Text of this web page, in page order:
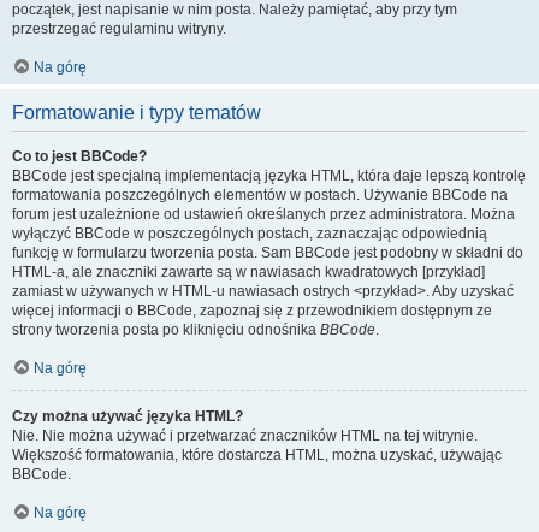
początek, jest napisanie w nim posta. Należy pamiętać, aby przy tym
przestrzegać regulaminu witryny.
Na górę
Formatowanie i typy tematów
Co to jest BBCode?
BBCode jest specjalną implementacją języka HTML, która daje lepszą kontrolę
formatowania poszczególnych elementów w postach. Używanie BBCode na
forum jest uzależnione od ustawień określanych przez administratora. Można
wyłączyć BBCode w poszczególnych postach, zaznaczając odpowiednią
funkcję w formularzu tworzenia posta. Sam BBCode jest podobny w składni do
HTML-a, ale znaczniki zawarte są w nawiasach kwadratowych [przykład]
zamiast w używanych w HTML-u nawiasach ostrych <przykład>. Aby uzyskać
więcej informacji o BBCode, zapoznaj się z przewodnikiem dostępnym ze
strony tworzenia posta po kliknięciu odnośnika BBCode.
Na górę
Czy można używać języka HTML?
Nie. Nie można używać i przetwarzać znaczników HTML na tej witrynie.
Większość formatowania, które dostarcza HTML, można uzyskać, używając
BBCode.
Na górę